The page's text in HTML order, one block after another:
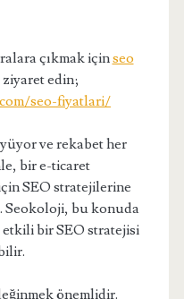
çıkmak içinseo
ziyaret edin;
seo-fiyatlari/
ve rekabet her
bir e-ticaret
SEO stratejilerine
Seokoloji, bu konuda
bir SEO stratejisi
önemlidir.